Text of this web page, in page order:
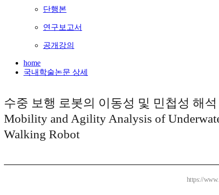
단행본
연구보고서
공개강의
home
국내학술논문 상세
수중 보행 로봇의 이동성 및 민첩성 해석
Mobility and Agility Analysis of
Walking Robot
https://